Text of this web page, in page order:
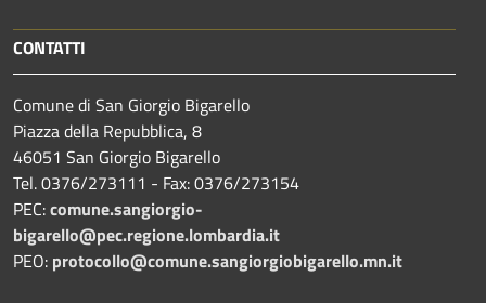
CONTATTI
Comune di San Giorgio Bigarello
Piazza della Repubblica, 8
46051 San Giorgio Bigarello
Tel. 0376/273111 - Fax: 0376/273154
PEC:comune.sangiorgio-
bigarello@pec.regione.lombardia.it
PEO: protocollo@comune.sangiorgiobigarello.mn.it